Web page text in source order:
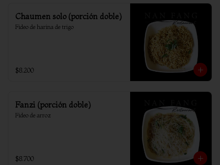
Chaumen solo (porción doble)
Fideo de harina de trigo
$8.200
Fanzi (porción doble)
Fideo de arroz
$8.700